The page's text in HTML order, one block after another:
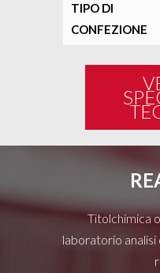
TIPO DI
CONFEZIONE
Titolchimica
laboratorio analisi